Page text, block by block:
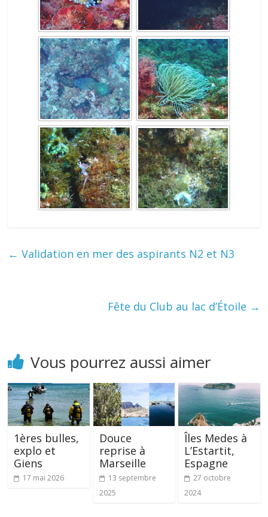
← Validation en mer des aspirants N2 et N3
Fête du Club au lac d’Étoile →
Vous pourrez aussi aimer
1ères bulles,
explo et
Giens
17 mai 2026
Douce
reprise à
Marseille
13 septembre
2025
Îles Medes à
L’Estartit,
Espagne
27 octobre
2024